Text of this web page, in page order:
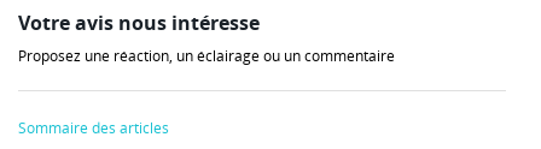
Votre avis nous intéresse
Proposez une réaction, un éclairage ou un commentaire
Sommaire des articles